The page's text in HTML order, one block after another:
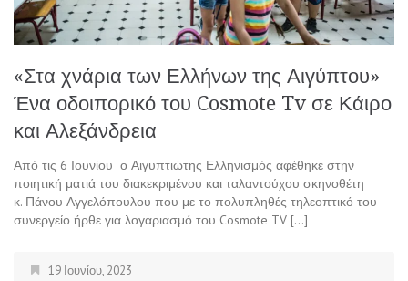
«Στα χνάρια των Ελλήνων της Αιγύπτου»
Ένα οδοιπορικό του Cosmote Tv σε Κάιρο
και Αλεξάνδρεια
Από τις 6 Ιουνίου ο Αιγυπτιώτης Ελληνισμός αφέθηκε στην
ποιητική ματιά του διακεκριμένου και ταλαντούχου σκηνοθέτη
κ. Πάνου Αγγελόπουλου που με το πολυπληθές τηλεοπτικό του
συνεργείο ήρθε για λογαριασμό του Cosmote TV […]
19 Ιουνίου, 2023